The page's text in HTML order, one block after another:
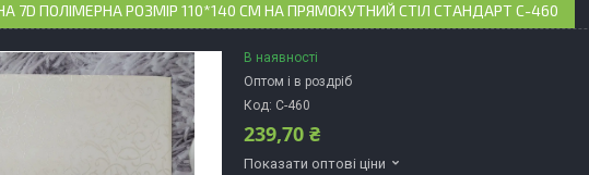
7D ПОЛІМЕРНА РОЗМІР 110*140 СМ НА ПРЯМОКУТНИЙ СТІЛ СТАНДАРТ С-460
В наявності
Оптом і в роздріб
Код: С-460
239,70 ₴
Показати оптові ціни